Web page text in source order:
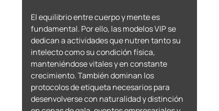
El equilibrio entre cuerpo y mente es
fundamental. Por ello, las modelos VIP se
dedican a actividades que nutren tanto su
intelecto como su condición física,
manteniéndose vitales y en constante
crecimiento. También dominan los
protocolos de etiqueta necesarios para
desenvolverse con naturalidad y distinción